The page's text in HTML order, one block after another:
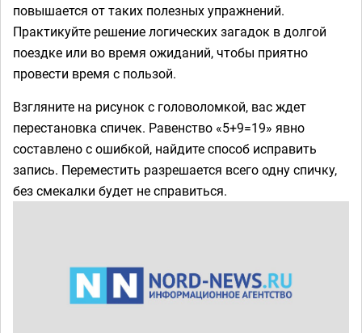
повышается от таких полезных упражнений.
Практикуйте решение логических загадок в долгой
поездке или во время ожиданий, чтобы приятно
провести время с пользой.
Взгляните на рисунок с головоломкой, вас ждет
перестановка спичек. Равенство «5+9=19» явно
составлено с ошибкой, найдите способ исправить
запись. Переместить разрешается всего одну спичку,
без смекалки будет не справиться.